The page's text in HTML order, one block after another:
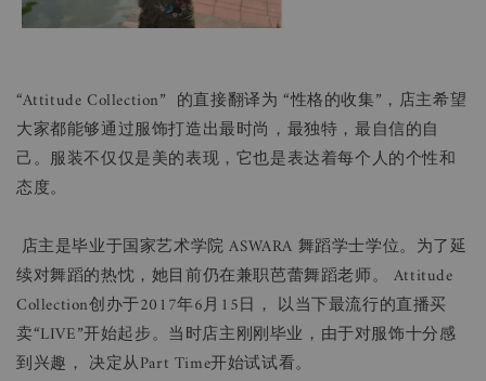
“Attitude Collection” 的直接翻译为 “性格的收集”，店主希望
大家都能够通过服饰打造出最时尚，最独特，最自信的自
己。服装不仅仅是美的表现，它也是表达着每个人的个性和
态度。
店主是毕业于国家艺术学院 ASWARA 舞蹈学士学位。为了延
续对舞蹈的热忱，她目前仍在兼职芭蕾舞蹈老师。 Attitude
Collection创办于2017年6月15日， 以当下最流行的直播买
卖“LIVE”开始起步。当时店主刚刚毕业，由于对服饰十分感
到兴趣， 决定从Part Time开始试试看。